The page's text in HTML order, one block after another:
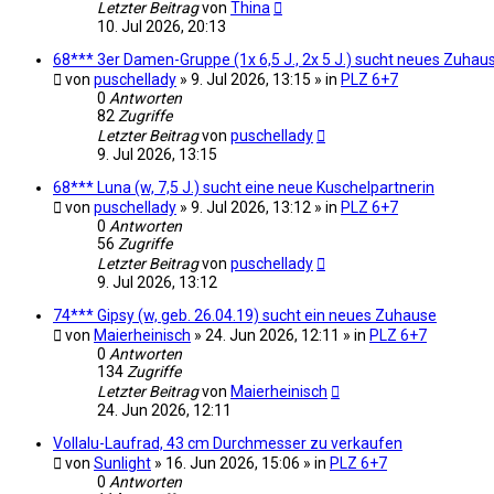
Letzter Beitragvon Thina
10. Jul 2026, 20:13
68*** 3er Damen-Gruppe (1x 6,5 J., 2x 5 J.) sucht neues
von puschellady » 9. Jul 2026, 13:15 » in PLZ 6+7
0 Antworten
82 Zugriffe
Letzter Beitragvon puschellady
9. Jul 2026, 13:15
68*** Luna (w, 7,5 J.) sucht eine neue Kuschelpartnerin
von puschellady » 9. Jul 2026, 13:12 » in PLZ 6+7
0 Antworten
56 Zugriffe
Letzter Beitragvon puschellady
9. Jul 2026, 13:12
74*** Gipsy (w, geb. 26.04.19) sucht ein neues Zuhause
von Maierheinisch » 24. Jun 2026, 12:11 » in PLZ 6+7
0 Antworten
134 Zugriffe
Letzter Beitragvon Maierheinisch
24. Jun 2026, 12:11
Vollalu-Laufrad, 43 cm Durchmesser zu verkaufen
von Sunlight » 16. Jun 2026, 15:06 » in PLZ 6+7
0 Antworten